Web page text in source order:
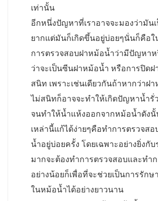
เท่านั้น
อีกหนึ่งปัญหาที่เราอาจจะมองว่ามัน
ยากแต่มันก็เกิดขึ้นอยู่บ่อยๆนั่นก็คือใ
การตรวจสอบฝาหม้อน้ำว่ามีปัญหาห
ว่าจะเป็นซีนฝาหม้อน้ำ หรือการปิด
สนิท เพราะเช่นเดียวกันถ้าหากว่าฝ
ไม่สนิทก็อาจจะทำให้เกิดปัญหาน้ำรั่
จนทำให้น้ำแห้งออกจากหม้อน้ำดัง
เหล่านี้แก้ได้ง่ายๆคือทำการตรวจส
น้ำอยู่บ่อยครั้ง โดยเฉพาะอย่างยิ่งกั
มากจะต้องทำการตรวจสอบและทำ
อย่างน้อยก็เพื่อที่จะช่วยเป็นการรักษ
ในหม้อน้ำได้อย่างยาวนาน